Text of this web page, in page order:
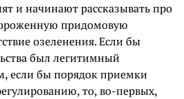
и начинают рассказывать про
придомовую
озеленения. Если бы
был легитимный
если бы порядок приемки
то, во-первых,